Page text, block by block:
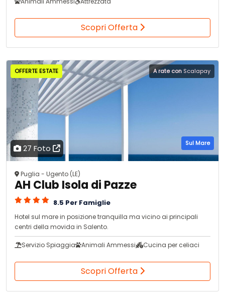
Scopri Offerta
27 Foto
OFFERTE ESTATE A rate con Scalapay
Sul Mare
Puglia - Ugento (LE)
AH Club Isola di Pazze
8.5 Per Famiglie
Hotel sul mare in posizione tranquilla ma vicino ai principali
centri della movida in Salento.
Servizio Spiaggia Animali Ammessi Cucina per celiaci
Scopri Offerta